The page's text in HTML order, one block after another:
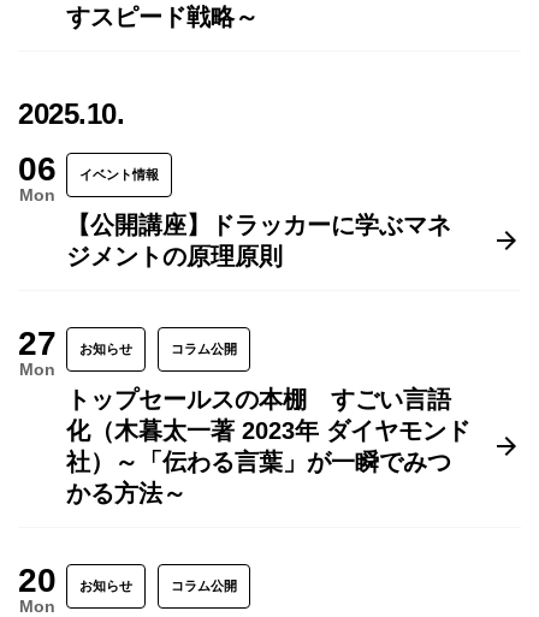
すスピード戦略～
2025.10.
06
Mon
イベント情報
【公開講座】ドラッカーに学ぶマネ
ジメントの原理原則
27
Mon
お知らせ コラム公開
トップセールスの本棚 すごい言語
化（木暮太一著 2023年 ダイヤモンド
社）～「伝わる言葉」が一瞬でみつ
かる方法～
20
Mon
お知らせ コラム公開